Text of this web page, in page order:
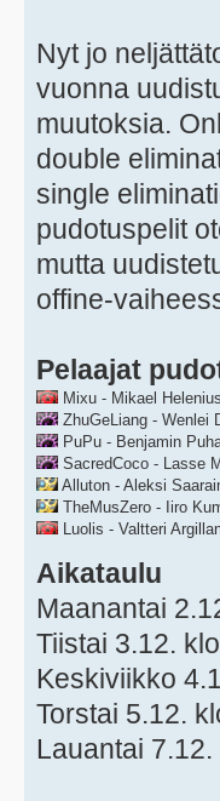
Nyt jo
vuonna
muutoksia.
double
single
pudotuspelit
mutta
offine-
Pelaajat
Mixu - Mikael Helenius
ZhuGeLiang - Wenlei
PuPu - Benjamin
SacredCoco - Lasse
Alluton - Aleksi
TheMusZero - Iiro
Luolis - Valtteri
Aikataulu
Maanantai
Tiistai 3.12.
Keskiviikko
Torstai 5.12.
Lauantai